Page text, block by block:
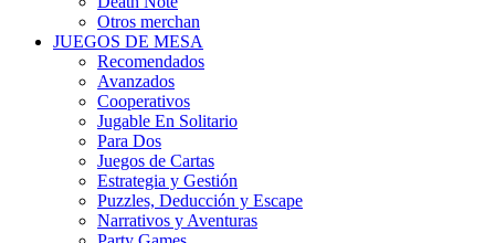
Otros merchan
JUEGOS DE MESA
Recomendados
Avanzados
Cooperativos
Jugable En Solitario
Para Dos
Juegos de Cartas
Estrategia y Gestión
Puzzles, Deducción y Escape
Narrativos y Aventuras